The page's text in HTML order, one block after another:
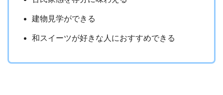
建物見学ができる
和スイーツが好きな人におすすめできる